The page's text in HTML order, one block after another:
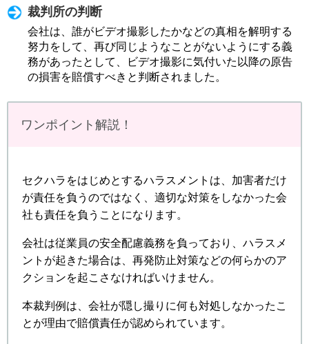
裁判所の判断
会社は、誰がビデオ撮影したかなどの真相を解明する
努力をして、再び同じようなことがないようにする義
務があったとして、ビデオ撮影に気付いた以降の原告
の損害を賠償すべきと判断されました。
ワンポイント解説！
セクハラをはじめとするハラスメントは、加害者だけ
が責任を負うのではなく、適切な対策をしなかった会
社も責任を負うことになります。
会社は従業員の安全配慮義務を負っており、ハラスメ
ントが起きた場合は、再発防止対策などの何らかのア
クションを起こさなければいけません。
本裁判例は、会社が隠し撮りに何も対処しなかったこ
とが理由で賠償責任が認められています。